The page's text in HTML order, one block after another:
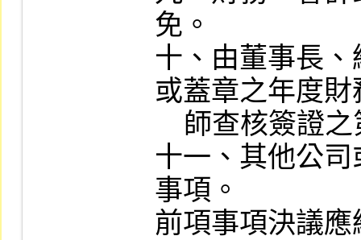
免。
十、由董事長
或蓋章之年度
十一、其他公
事項。
前項事項決議